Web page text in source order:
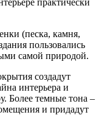
(песка, камня,
пользовались
самой природой.
создадут
интерьера и
Более темные тона –
и придадут